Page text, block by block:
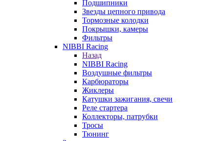
Подшипники
Звезды цепного привода
Тормозные колодки
Покрышки, камеры
Фильтры
NIBBI Racing
Назад
NIBBI Racing
Воздушные фильтры
Карбюраторы
Жиклеры
Катушки зажигания, свечи
Реле стартера
Коллекторы, патрубки
Тросы
Тюнинг